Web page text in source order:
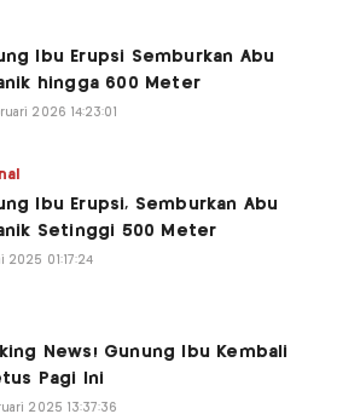
Ibu Erupsi Semburkan Abu
hingga 600 Meter
2026 14:23:01
Ibu Erupsi, Semburkan Abu
Setinggi 500 Meter
2025 01:17:24
News! Gunung Ibu Kembali
Pagi Ini
2025 13:37:36